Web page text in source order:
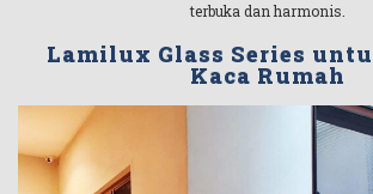
terbuka dan harmonis.
Lamilux Glass Series
Kaca Rumah